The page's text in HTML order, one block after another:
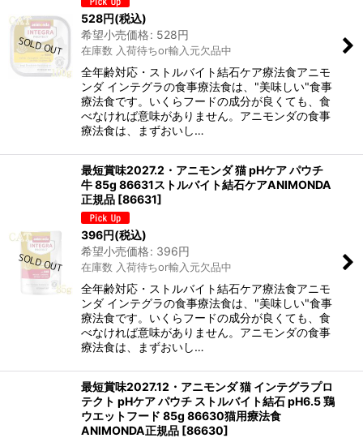
528円(税込)
希望小売価格: 528円
在庫数 入荷待ちor輸入元欠品中
全年齢対応・ストルバイト結石ケア療法食アニモ
ンダ インテグラの食事療法食は、"美味しい"食事
療法食です。いくらフードの成分が良くても、食
べなければ意味がありません。アニモンダの食事
療法食は、まずおいし…
最短賞味2027.2・アニモンダ 猫 pHケア パウチ
牛 85g 86631ストルバイト結石ケアANIMONDA
正規品 [86631]
396円(税込)
希望小売価格: 396円
在庫数 入荷待ちor輸入元欠品中
全年齢対応・ストルバイト結石ケア療法食アニモ
ンダ インテグラの食事療法食は、"美味しい"食事
療法食です。いくらフードの成分が良くても、食
べなければ意味がありません。アニモンダの食事
療法食は、まずおいし…
最短賞味2027.12・アニモンダ 猫 インテグラプロ
テクト pHケア パウチ ストルバイト結石 pH6.5 鶏
ウエットフード 85g 86630猫用療法食
ANIMONDA正規品 [86630]